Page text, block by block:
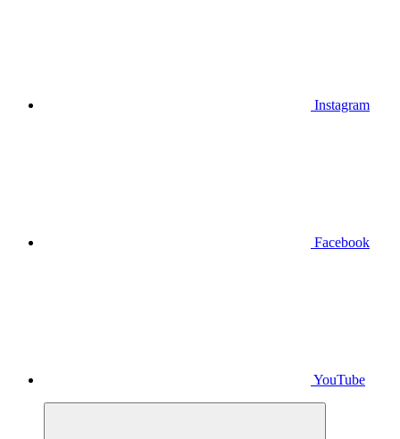
Instagram
Facebook
YouTube